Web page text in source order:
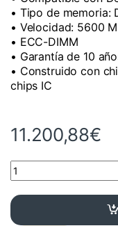
• Tipo de memoria:
• Velocidad: 5600
• ECC-DIMM
• Garantía de 10
• Construido con
chips IC
11.200,88€
Kit RAM 64 GB (2x32